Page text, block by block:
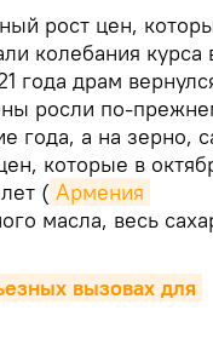
рост цен,
колебания курса
года драм
росли по-
года, а на зерно,
которые в
( Армения
масла, весь
вызовах для